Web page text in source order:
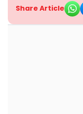
Share Article